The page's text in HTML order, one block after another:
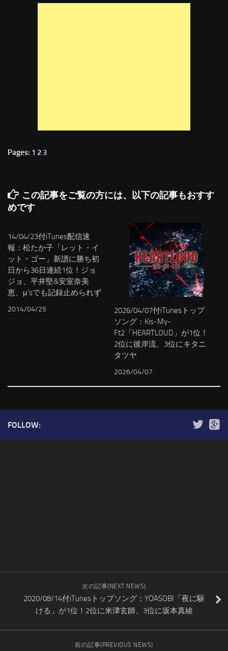
Pages: 1 2 3
この記事をご覧の方には、以下の記事もおすす
めです
14/04/23付iTunes配信速
報：松たか子「レット・イ
ット・ゴー」新譜に勝ち初
日から36日連続1位！ジョ
ジョ、平井堅&安室奈美
恵、μ’sでも記録止められず
2014/04/25
2026/04/07付iTunesトップ
ソング：Kis-My-
Ft2「HEARTLOUD」が1位！
2位に彼岸流、3位にキタニ
タツヤ
2026/04/07
FOLLOW:
次の記事(NEXT NEWS)
2020/08/14付iTunesトップソング：YOASOBI「夜に駆
ける」が1位！2位に米津玄師、3位に坂本真綾
前の記事(PREVIOUS NEWS)